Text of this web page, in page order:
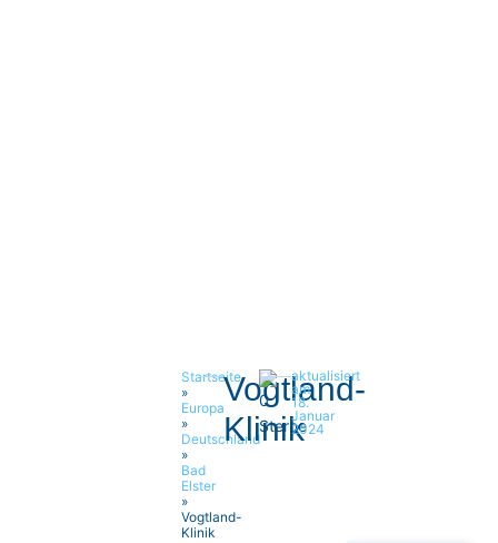
Startseite
»
Europa
»
Deutschland
»
Bad
Elster
»
Vogtland-
Klinik
Vogtland-
Klinik
aktualisiert
am
18.
Januar
2024